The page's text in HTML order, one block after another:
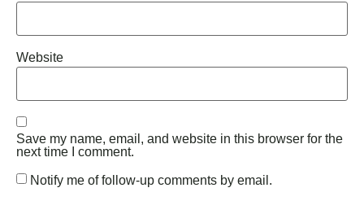
Website
Save my name, email, and website in this browser for the
next time I comment.
Notify me of follow-up comments by email.